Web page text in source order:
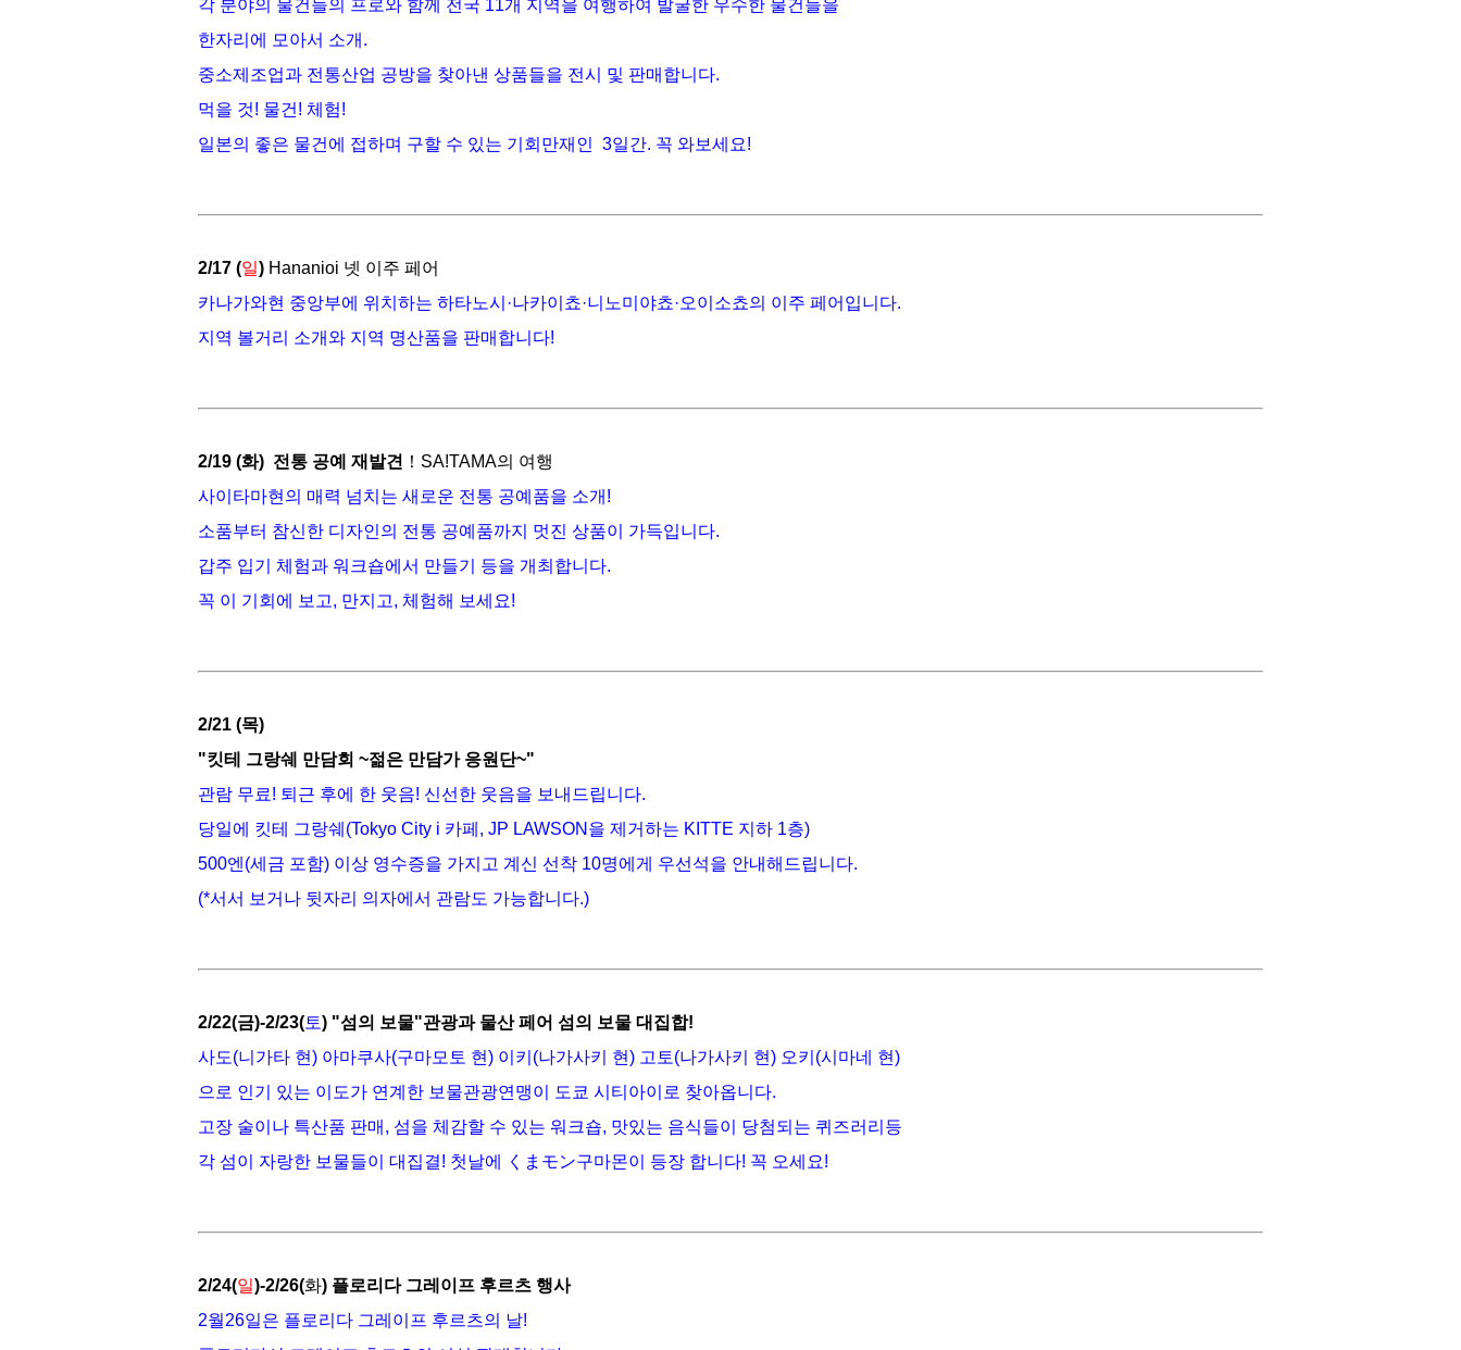
각 분야의 물건들의 프로와 함께 전국 11개 지역을 여행하여 발굴한 우수한 물건들을
한자리에 모아서 소개.
중소제조업과 전통산업 공방을 찾아낸 상품들을 전시 및 판매합니다.
먹을 것! 물건! 체험!
일본의 좋은 물건에 접하며 구할 수 있는 기회만재인 3일간. 꼭 와보세요!
2/17 (일) Hananioi 넷 이주 페어
카나가와현 중앙부에 위치하는 하타노시·나카이쵸·니노미야쵸·오이소쵸의 이주 페어입니다.
지역 볼거리 소개와 지역 명산품을 판매합니다!
2/19 (화) 전통 공예 재발견 ！ SA!TAMA의 여행
사이타마현의 매력 넘치는 새로운 전통 공예품을 소개!
소품부터 참신한 디자인의 전통 공예품까지 멋진 상품이 가득입니다.
갑주 입기 체험과 워크숍에서 만들기 등을 개최합니다.
꼭 이 기회에 보고, 만지고, 체험해 보세요!
2/21 (목)
"킷테 그랑쉐 만담회 ~젊은 만담가 응원단~"
관람 무료! 퇴근 후에 한 웃음! 신선한 웃음을 보내드립니다.
당일에 킷테 그랑쉐(Tokyo City i 카페, JP LAWSON을 제거하는 KITTE 지하 1층)
500엔(세금 포함) 이상 영수증을 가지고 계신 선착 10명에게 우선석을 안내해드립니다.
(*서서 보거나 뒷자리 의자에서 관람도 가능합니다.)
2/22(금)-2/23(토) "섬의 보물"관광과 물산 페어 섬의 보물 대집합!
사도(니가타 현) 아마쿠사(구마모토 현) 이키(나가사키 현) 고토(나가사키 현) 오키(시마네 현)
으로 인기 있는 이도가 연계한 보물관광연맹이 도쿄 시티아이로 찾아옵니다.
고장 술이나 특산품 판매, 섬을 체감할 수 있는 워크숍, 맛있는 음식들이 당첨되는 퀴즈러리등
각 섬이 자랑한 보물들이 대집결! 첫날에 くまモン구마몬이 등장 합니다! 꼭 오세요!
2/24(일)-2/26(화) 플로리다 그레이프 후르츠 행사
2월26일은 플로리다 그레이프 후르츠의 날!